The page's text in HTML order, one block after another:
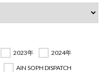
2023年
2024年
AIN SOPH DISPATCH